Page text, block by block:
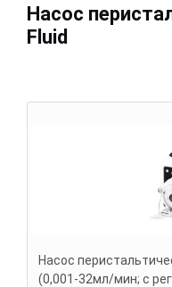
Насос перистальтический BQ Lead
Fluid
Насос
(0,001-32мл/мин; с